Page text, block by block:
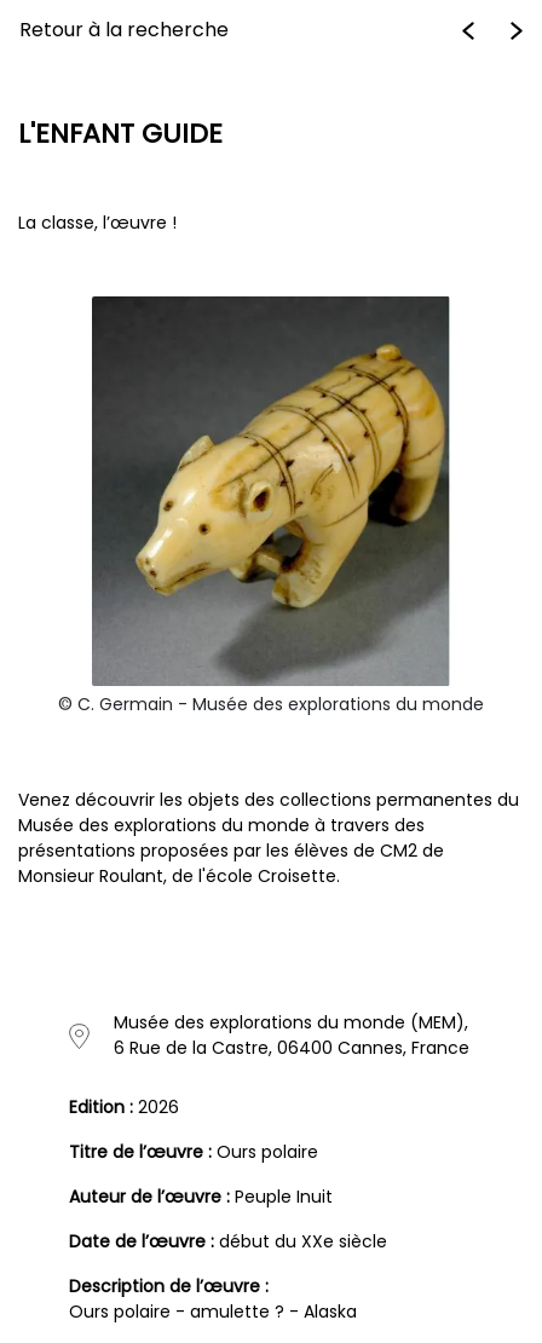
Retour à la recherche
L'ENFANT GUIDE
La classe, l’œuvre !
© C. Germain - Musée des explorations du monde
Venez découvrir les objets des collections permanentes du
Musée des explorations du monde à travers des
présentations proposées par les élèves de CM2 de
Monsieur Roulant, de l'école Croisette.
Musée des explorations du monde (MEM),
6 Rue de la Castre, 06400 Cannes, France
Edition : 2026
Titre de l’œuvre : Ours polaire
Auteur de l’œuvre : Peuple Inuit
Date de l’œuvre : début du XXe siècle
Description de l’œuvre :
Ours polaire - amulette ? - Alaska